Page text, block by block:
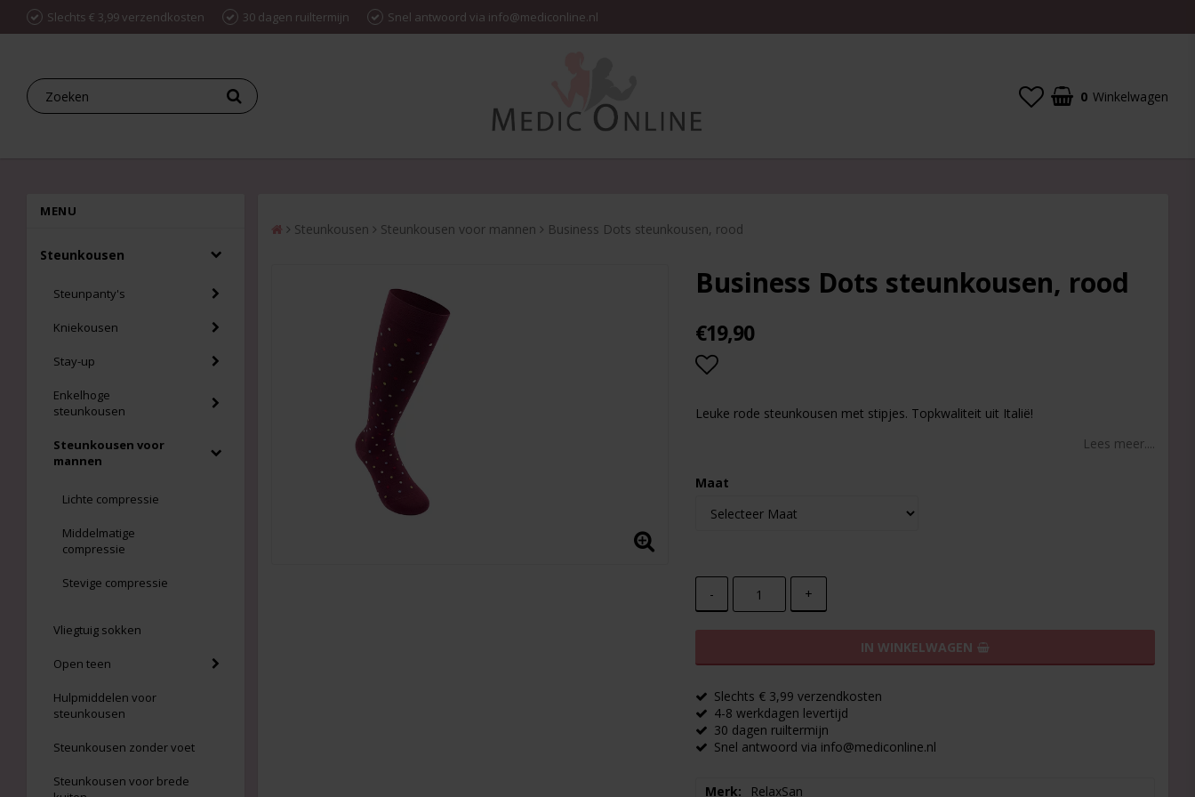
Slechts € 3,99 verzendkosten 30 dagen ruiltermijn Snel antwoord via info@mediconline.nl
0 Winkelwagen
MENU
Steunkousen
Steunpanty's
Kniekousen
Stay-up
Enkelhoge
steunkousen
Steunkousen voor
mannen
Lichte compressie
Middelmatige
compressie
Stevige compressie
Vliegtuig sokken
Open teen
Hulpmiddelen voor
steunkousen
Steunkousen zonder voet
Steunkousen voor brede
Steunkousen Steunkousen voor mannen Business Dots steunkousen, rood
Business Dots steunkousen, rood
€19,90
Leuke rode steunkousen met stipjes. Topkwaliteit uit Italië!
Lees meer....
Maat
- +
IN WINKELWAGEN
Slechts € 3,99 verzendkosten
4-8 werkdagen levertijd
30 dagen ruiltermijn
Snel antwoord via info@mediconline.nl
Merk RelaxSan